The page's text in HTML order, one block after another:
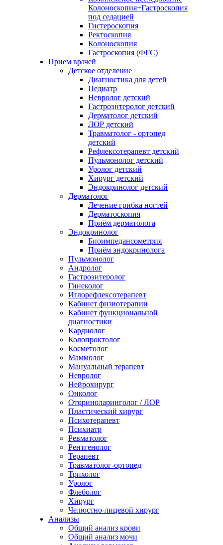
Колоноскопия+Гастроскопия
под седацией
Гистероскопия
Ректоскопия
Колоноскопия
Гастроскопия (ФГС)
Прием врачей
Детское отделение
Диагностика для детей
Педиатр
Невролог детский
Гастроэнтеролог детский
Дерматолог детский
ЛОР детский
Травматолог - ортопед
детский
Рефлексотерапевт детский
Пульмонолог детский
Уролог детский
Хирург детский
Эндокринолог детский
Дерматолог
Лечение грибка ногтей
Дерматоскопия
Приём дерматолога
Эндокринолог
Биоимпедансометрия
Приём эндокринолога
Пульмонолог
Андролог
Гастроэнтеролог
Гинеколог
Иглорефлексотерапевт
Кабинет физиотерапии
Кабинет функциональной
диагностики
Кардиолог
Колопроктолог
Косметолог
Маммолог
Мануальный терапевт
Невролог
Нейрохирург
Онколог
Оториноларинголог / ЛОР
Пластический хирург
Психотерапевт
Психиатр
Ревматолог
Рентгенолог
Терапевт
Травматолог-ортопед
Трихолог
Уролог
Флеболог
Хирург
Челюстно-лицевой хирург
Анализы
Общий анализ крови
Общий анализ мочи